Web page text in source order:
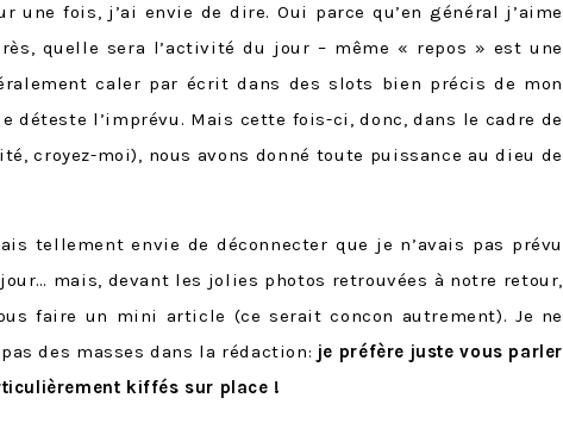
une fois, j’ai envie de dire. Oui parce qu’en général j’aime
quelle sera l’activité du jour – même « repos » est une
caler par écrit dans des slots bien précis de mon
je déteste l’imprévu. Mais cette fois-ci, donc, dans le cadre de
croyez-moi), nous avons donné toute puissance au dieu de
tellement envie de déconnecter que je n’avais pas prévu
mais, devant les jolies photos retrouvées à notre retour,
faire un mini article (ce serait concon autrement). Je ne
des masses dans la rédaction: je préfère juste vous parler
kiffés sur place !